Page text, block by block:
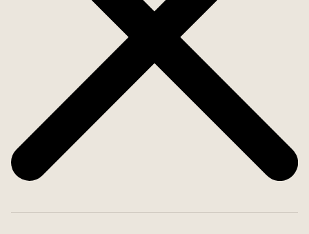
promenadstråk. Här bor ni i en harmonisk miljö
med närhet till service, skolor och goda
pendlingsmöjligheter till närliggande orter. Området
präglas av gemenskap, trygghet och den lantliga
charm som många söker idag, perfekt för både
barnfamiljer och er som vill njuta av ett lugnare
tempo i vardagen.
Varmt välkommen att anmäla ert intresse/ Med